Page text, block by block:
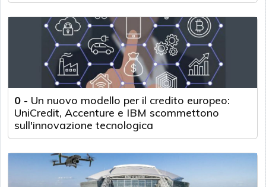
0 - Un nuovo modello per il credito europeo:
UniCredit, Accenture e IBM scommettono
sull'innovazione tecnologica